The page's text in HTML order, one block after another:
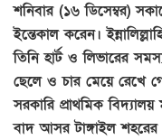
শনিবার (১৬ ডিসেম্বর)
ইন্তেকাল করেন।
তিনি হার্ট ও লিভারের
ছেলে ও চার মেয়ে রেখে
সরকারি প্রাথমিক
বাদ আসর টাঙ্গাইল শহরের